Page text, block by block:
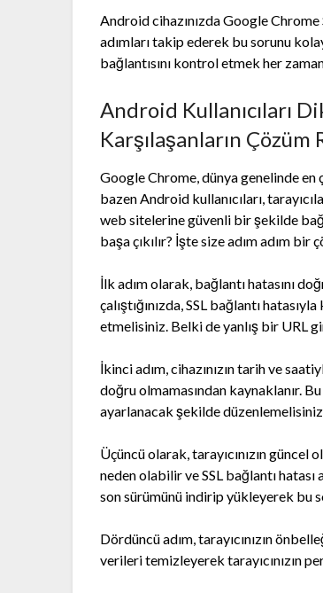
Android cihazınızda Google Chrome
adımları takip ederek bu sorunu
bağlantısını kontrol etmek her
Android Kullanıcıları
Karşılaşanların Çözüm
Google Chrome, dünya genelinde en
bazen Android kullanıcıları,
web sitelerine güvenli bir şekilde
başa çıkılır? İşte size adım adım bir
İlk adım olarak, bağlantı hatasını
çalıştığınızda, SSL bağlantı
etmelisiniz. Belki de yanlış bir URL
İkinci adım, cihazınızın tarih ve
doğru olmamasından kaynaklanır.
ayarlanacak şekilde
Üçüncü olarak, tarayıcınızın güncel
neden olabilir ve SSL bağlantı
son sürümünü indirip yükleyerek bu
Dördüncü adım, tarayıcınızın
verileri temizleyerek tarayıcınızın